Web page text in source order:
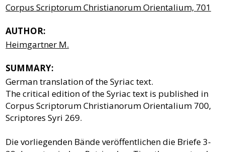
Corpus Scriptorum Christianorum Orientalium, 701
AUTHOR:
Heimgartner M.
SUMMARY:
German translation of the Syriac text.
The critical edition of the Syriac text is published in
Corpus Scriptorum Christianorum Orientalium 700,
Scriptores Syri 269.
Die vorliegenden Bände veröffentlichen die Briefe 3-